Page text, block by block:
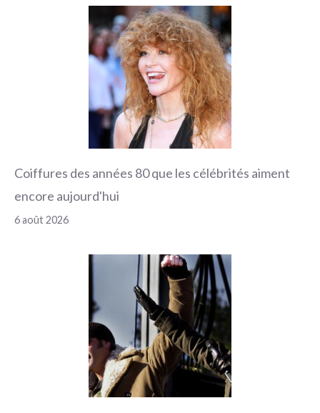
Coiffures des années 80 que les célébrités aiment
encore aujourd'hui
6 août 2026